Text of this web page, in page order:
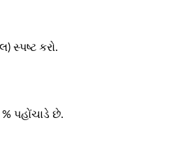
સ્પષ્ટ કરો.
પહોંચાડે છે.